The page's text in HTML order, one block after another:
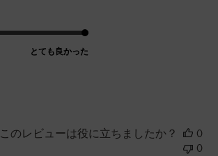
とても良かった
このレビューは役に立ちましたか？
0
0